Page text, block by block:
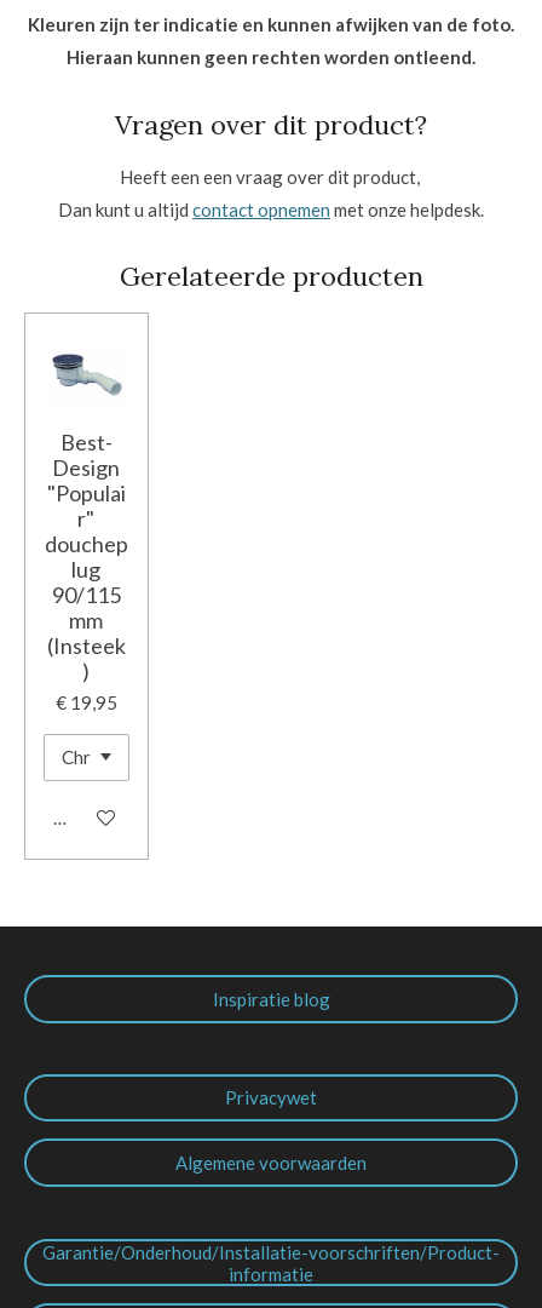
Kleuren zijn ter indicatie en kunnen afwijken van de foto.
Hieraan kunnen geen rechten worden ontleend.
Vragen over dit product?
Heeft een een vraag over dit product,
Dan kunt u altijd contact opnemen met onze helpdesk.
Gerelateerde producten
Best-
Design
"Populai
r"
douchep
lug
90/115
mm
(Insteek
)
€ 19,95
In winkelwagen
Inspiratie blog
Privacywet
Algemene voorwaarden
Garantie/Onderhoud/Installatie-voorschriften/Product-
informatie